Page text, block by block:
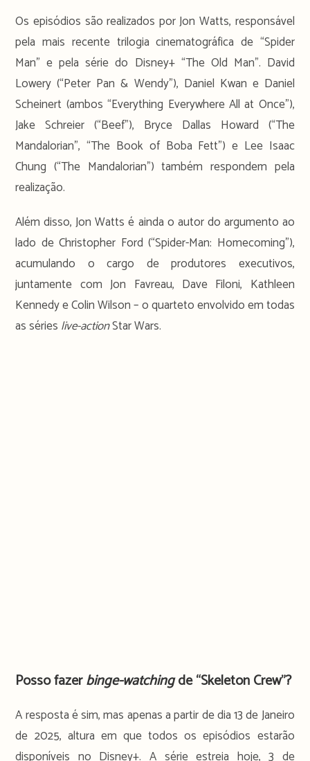
Os episódios são realizados por Jon Watts, responsável
pela mais recente trilogia cinematográfica de “Spider
Man” e pela série do Disney+ “The Old Man”. David
Lowery (“Peter Pan & Wendy”), Daniel Kwan e Daniel
Scheinert (ambos “Everything Everywhere All at Once”),
Jake Schreier (“Beef”), Bryce Dallas Howard (“The
Mandalorian”, “The Book of Boba Fett”) e Lee Isaac
Chung (“The Mandalorian”) também respondem pela
realização.
Além disso, Jon Watts é ainda o autor do argumento ao
lado de Christopher Ford (“Spider-Man: Homecoming”),
acumulando o cargo de produtores executivos,
juntamente com Jon Favreau, Dave Filoni, Kathleen
Kennedy e Colin Wilson – o quarteto envolvido em todas
as séries live-actionStar Wars.
Posso fazerbinge-watchingde “Skeleton Crew”?
A resposta é sim, mas apenas a partir de dia 13 de Janeiro
de 2025, altura em que todos os episódios estarão
disponíveis no Disney+. A série estreia hoje, 3 de